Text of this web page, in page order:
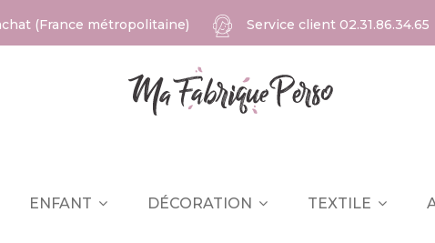
(France métropolitaine) Service client 02.31.86.34.65
ENFANT DÉCORATION TEXTILE